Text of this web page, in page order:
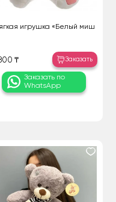
игрушка «Белый миш
₸ Заказать
Заказать по
WhatsApp